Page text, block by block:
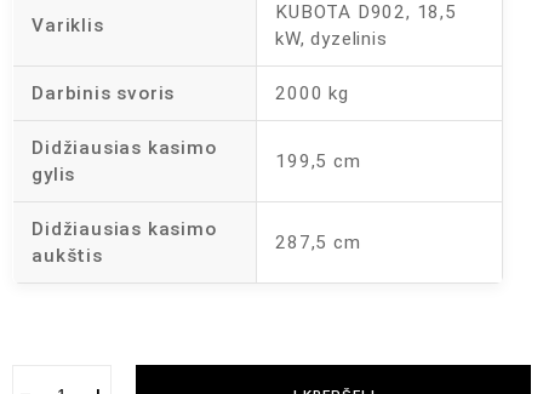
Variklis
KUBOTA D902, 18,5
kW, dyzelinis
Darbinis svoris 2000 kg
Didžiausias kasimo
gylis
199,5 cm
Didžiausias kasimo
aukštis
287,5 cm